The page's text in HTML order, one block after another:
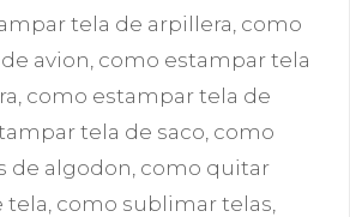
tela de arpillera, como
avion, como estampar tela
, como estampar tela de
tela de saco, como
de algodon, como quitar
tela, como sublimar telas,